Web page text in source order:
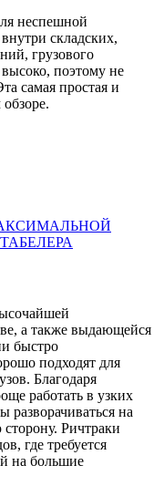
неспешной
складских,
грузового
поэтому не
самая простая и
а также выдающейся
быстро
подходят для
Благодаря
работать в узких
разворачиваться на
Ричтраки
где требуется
на большие